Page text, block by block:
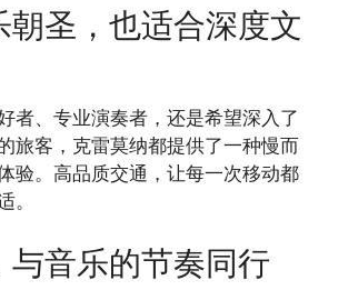
朝圣，也适合深度文
者、专业演奏者，还是希望深入了
旅客，克雷莫纳都提供了一种慢而
验。高品质交通，让每一次移动都
。
与音乐的节奏同行